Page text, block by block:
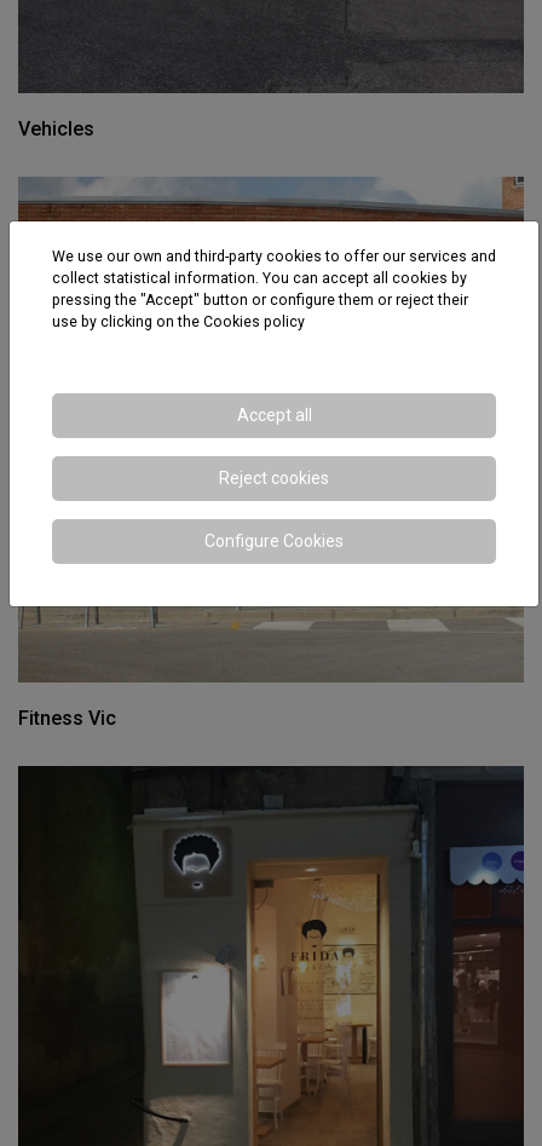
Vehicles
Fitness Vic
We use our own and third-party cookies to offer our services and
collect statistical information. You can accept all cookies by
pressing the "Accept" button or configure them or reject their
use by clicking on the Cookies policy
Accept all
Reject cookies
Configure Cookies